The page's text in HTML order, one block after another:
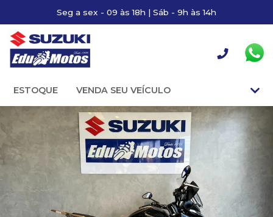
Seg a sex - 09 às 18h | Sáb - 9h às 14h
ESTOQUE VENDA SEU VEÍCULO